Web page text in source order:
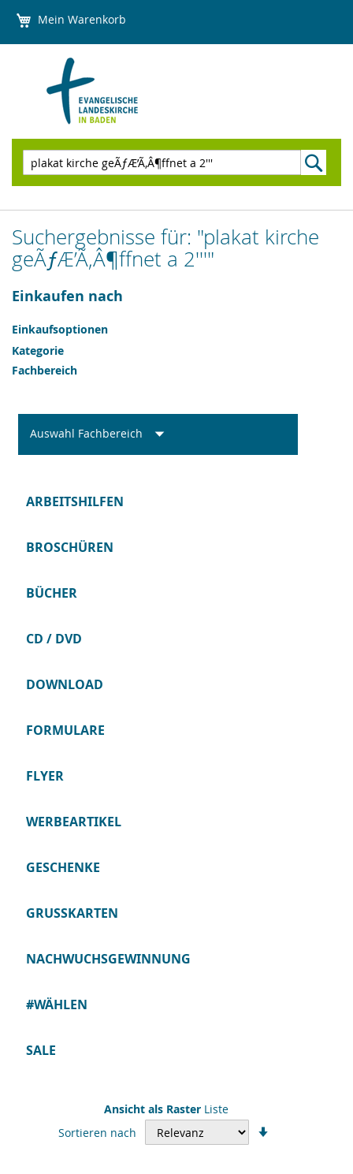
Mein Warenkorb
zum
Suchen
Suchergebnisse für: "plakat kirche
geÃƒÆ’Ã‚Â¶ffnet a 2'''"
Ansicht als Raster Liste
Sortieren nach
Einkaufen nach
Einkaufsoptionen
Kategorie
Fachbereich
Auswahl Fachbereich
ARBEITSHILFEN
BROSCHÜREN
BÜCHER
CD / DVD
DOWNLOAD
FORMULARE
FLYER
WERBEARTIKEL
GESCHENKE
GRUSSKARTEN
NACHWUCHSGEWINNUNG
#WÄHLEN
SALE